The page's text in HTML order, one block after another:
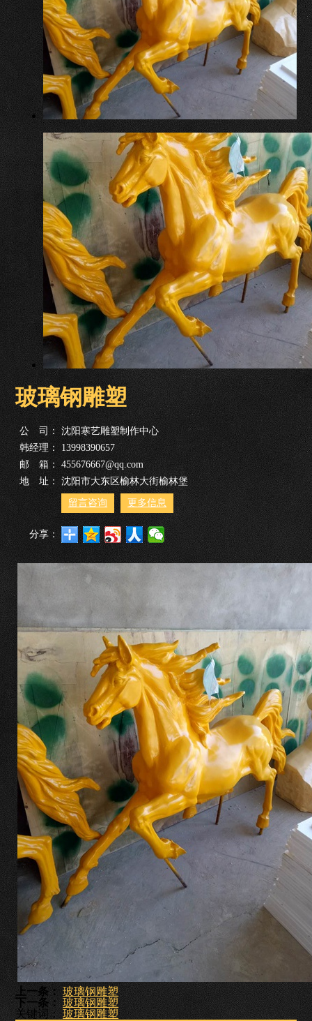
玻璃钢雕塑
公 司： 沈阳寒艺雕塑制作中心
韩经理：
13998390657
邮 箱：
455676667@qq.com
地 址： 沈阳市大东区榆林大街榆林堡
留言咨询 更多信息
分享：
上一条： 玻璃钢雕塑
下一条： 玻璃钢雕塑
关键词：玻璃钢雕塑